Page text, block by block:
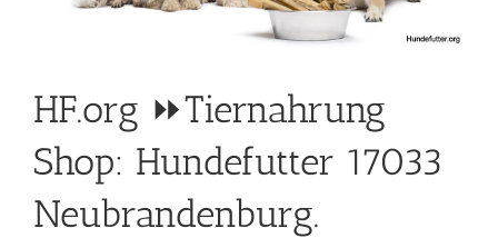
HF.org ⏩Tiernahrung
Shop: Hundefutter 17033
Neubrandenburg.